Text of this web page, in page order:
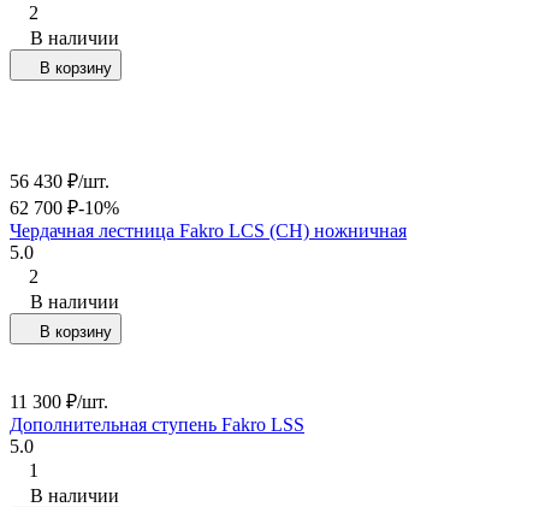
2
В наличии
В корзину
56 430 ₽/шт.
62 700 ₽-10%
Чердачная лестница Fakro LCS (CH) ножничная
5.0
2
В наличии
В корзину
11 300 ₽/шт.
Дополнительная ступень Fakro LSS
5.0
1
В наличии